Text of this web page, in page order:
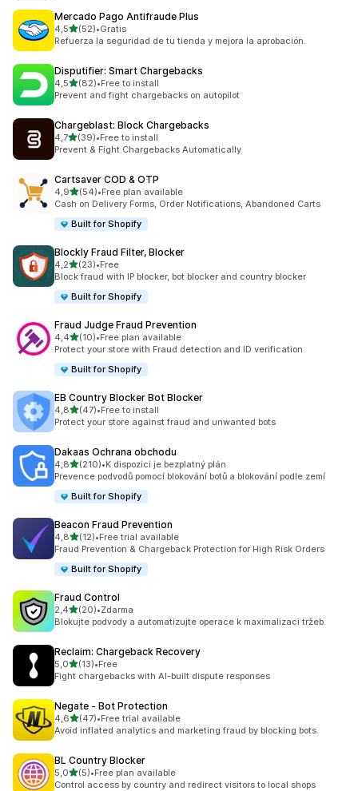
Mercado Pago Antifraude Plus
4,5z 5 hvězd
(52)
Celkový počet recenzí: 52
•Gratis
Refuerza la seguridad de tu tienda y mejora la aprobación.
Disputifier: Smart Chargebacks
4,5z 5 hvězd
(82)
Celkový počet recenzí: 82
•Free to install
Prevent and fight chargebacks on autopilot
Chargeblast: Block Chargebacks
4,7z 5 hvězd
(39)
Celkový počet recenzí: 39
•Free to install
Prevent & Fight Chargebacks Automatically
Cartsaver COD & OTP
4,9z 5 hvězd
(54)
Celkový počet recenzí: 54
•Free plan available
Cash on Delivery Forms, Order Notifications, Abandoned Carts
Built for Shopify
Blockly Fraud Filter, Blocker
4,2z 5 hvězd
(23)
Celkový počet recenzí: 23
•Free
Block fraud with IP blocker, bot blocker and country blocker
Built for Shopify
Fraud Judge Fraud Prevention
4,4z 5 hvězd
(10)
Celkový počet recenzí: 10
•Free plan available
Protect your store with Fraud detection and ID verification
Built for Shopify
EB Country Blocker Bot Blocker
4,8z 5 hvězd
(47)
Celkový počet recenzí: 47
•Free to install
Protect your store against fraud and unwanted bots
Dakaas Ochrana obchodu
4,8z 5 hvězd
(210)
Celkový počet recenzí: 210
•K dispozici je bezplatný plán
Prevence podvodů pomocí blokování botů a blokování podle zemí
Built for Shopify
Beacon Fraud Prevention
4,8z 5 hvězd
(12)
Celkový počet recenzí: 12
•Free trial available
Fraud Prevention & Chargeback Protection for High Risk Orders
Built for Shopify
Fraud Control
2,4z 5 hvězd
(20)
Celkový počet recenzí: 20
•Zdarma
Blokujte podvody a automatizujte operace k maximalizaci tržeb.
Reclaim: Chargeback Recovery
5,0z 5 hvězd
(13)
Celkový počet recenzí: 13
•Free
Fight chargebacks with AI-built dispute responses
Negate ‑ Bot Protection
4,6z 5 hvězd
(47)
Celkový počet recenzí: 47
•Free trial available
Avoid inflated analytics and marketing fraud by blocking bots.
BL Country Blocker
5,0z 5 hvězd
(5)
Celkový počet recenzí: 5
•Free plan available
Control access by country and redirect visitors to local shops